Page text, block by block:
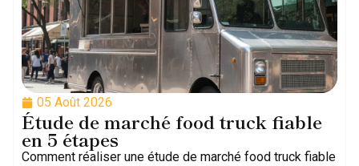
05 Août 2026
Étude de marché food truck fiable
en 5 étapes
Comment réaliser une étude de marché food truck fiable